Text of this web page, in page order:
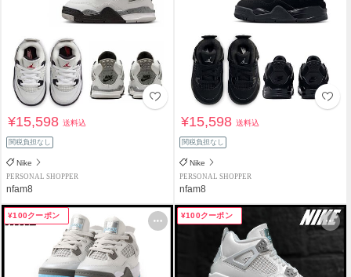
¥15,598送料込
関税負担なし
Nike
PERSONAL SHOPPER
nfam8
¥15,598送料込
関税負担なし
Nike
PERSONAL SHOPPER
nfam8
¥100クーポン ¥100クーポン